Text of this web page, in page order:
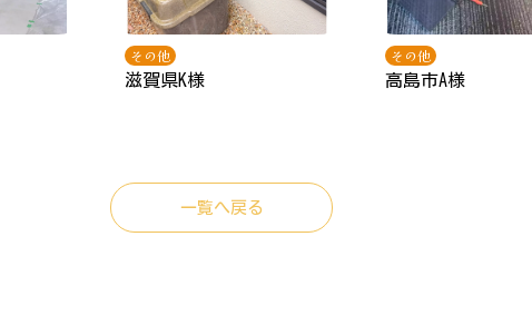
その他
滋賀県K様
その他
高島市A様
一覧へ戻る